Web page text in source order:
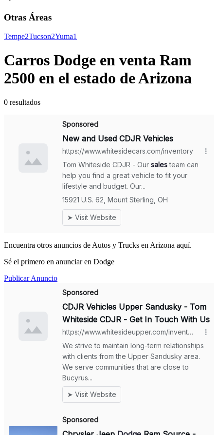
Otras Áreas
Tempe2Tucson2Yuma1
Carros Dodge en venta Ram
2500 en el estado de Arizona
0 resultados
Encuentra otros anuncios de Autos y Trucks en Arizona aquí.
Sé el primero en anunciar en Dodge
Publicar Anuncio